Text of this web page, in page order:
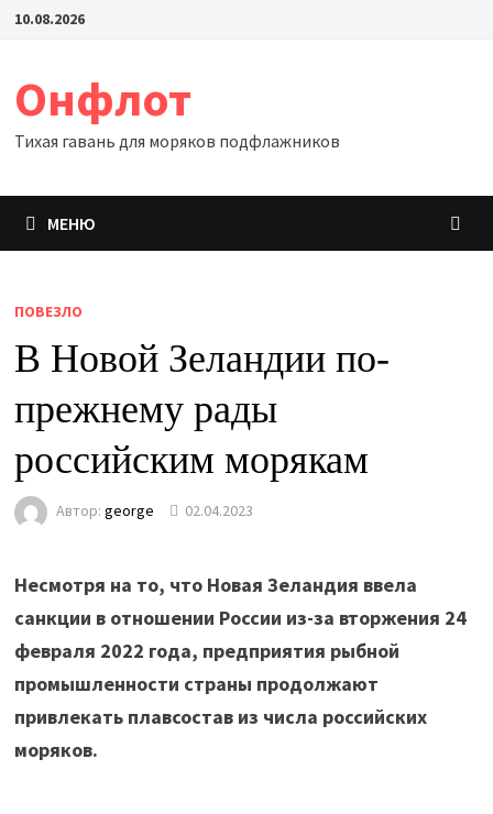
Перейти
10.08.2026
Онфлот
Тихая гавань для моряков подфлажников
МЕНЮ
ПОВЕЗЛО
В Новой Зеландии по-
прежнему рады
российским морякам
Автор: george 02.04.2023
Несмотря на то, что Новая Зеландия ввела
санкции в отношении России из-за вторжения 24
февраля 2022 года, предприятия рыбной
промышленности страны продолжают
привлекать плавсостав из числа российских
моряков.